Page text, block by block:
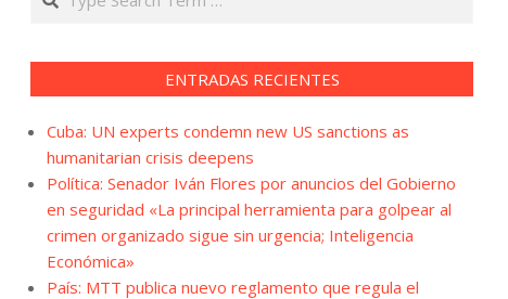
ENTRADAS RECIENTES
Cuba: UN experts condemn new US sanctions as
humanitarian crisis deepens
Política: Senador Iván Flores por anuncios del Gobierno
en seguridad «La principal herramienta para golpear al
crimen organizado sigue sin urgencia; Inteligencia
Económica»
País: MTT publica nuevo reglamento que regula el